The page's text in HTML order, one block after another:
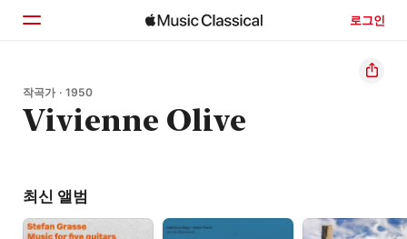
로그인
홈
둘러보기
작곡가 · 1950
Vivienne Olive
최신 앨범